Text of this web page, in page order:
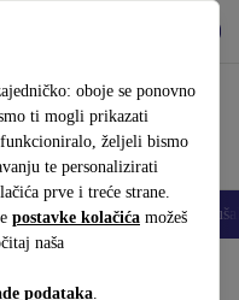
oboje se ponovno
ti mogli prikazati
željeli bismo
te personalizirati
prve i treće strane.
postavke kolačića možeš
naša
podataka.
Pametni satovi Dodaci